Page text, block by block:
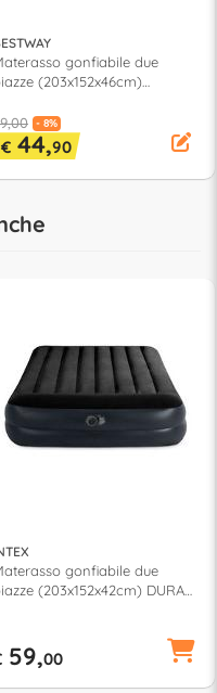
gonfiabile due
(203x152x46cm)
- 8%
€ 44,90
gonfiabile due
(203x152x42cm) DURA
59,00